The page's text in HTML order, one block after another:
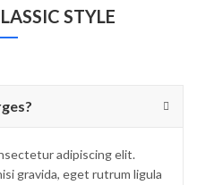
STYLE
adipiscing elit.
gravida, eget rutrum ligula